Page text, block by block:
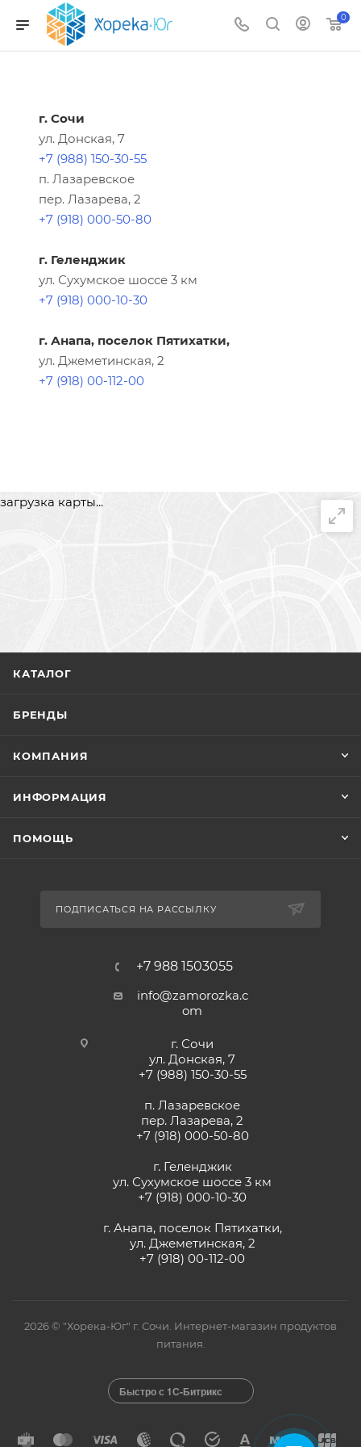
0
г. Сочи
ул. Донская, 7
+7 (988) 150-30-55
п. Лазаревское
пер. Лазарева, 2
+7 (918) 000-50-80
г. Геленджик
ул. Сухумское шоссе 3 км
+7 (918) 000-10-30
г. Анапа, поселок Пятихатки,
ул. Джеметинская, 2
+7 (918) 00-112-00
загрузка карты...
КАТАЛОГ
БРЕНДЫ
КОМПАНИЯ
ИНФОРМАЦИЯ
ПОМОЩЬ
ПОДПИСАТЬСЯ НА РАССЫЛКУ
+7 988 1503055
info@zamorozka.c
om
г. Сочи
ул. Донская, 7
+7 (988) 150-30-55
п. Лазаревское
пер. Лазарева, 2
+7 (918) 000-50-80
г. Геленджик
ул. Сухумское шоссе 3 км
+7 (918) 000-10-30
г. Анапа, поселок Пятихатки,
ул. Джеметинская, 2
+7 (918) 00-112-00
2026 © "Хорека-Юг" г. Сочи. Интернет-магазин продуктов
питания.
Быстро с 1С-Битрикс